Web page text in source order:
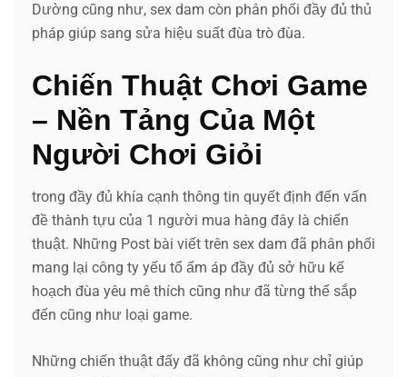
Dường cũng như, sex dam còn phân phối đầy đủ thủ
pháp giúp sang sửa hiệu suất đùa trò đùa.
Chiến Thuật Chơi Game
– Nền Tảng Của Một
Người Chơi Giỏi
trong đầy đủ khía cạnh thông tin quyết định đến vấn
đề thành tựu của 1 người mua hàng đây là chiến
thuật. Những Post bài viết trên sex dam đã phân phối
mang lại công ty yếu tổ ấm áp đầy đủ sở hữu kế
hoạch đùa yêu mê thích cũng như đã từng thể sắp
đến cũng như loại game.
Những chiến thuật đấy đã không cũng như chỉ giúp